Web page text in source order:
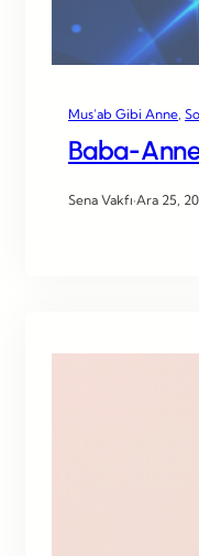
Mus’ab Gibi Anne
Baba-
Sena Vakfı·Ara 25,